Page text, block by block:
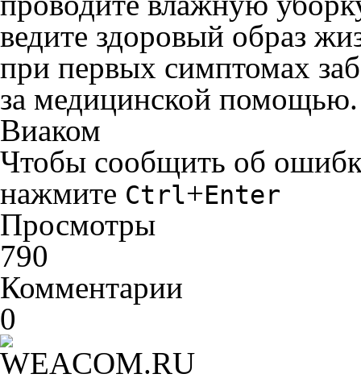
ведите здоровый образ
при первых симптомах
за медицинской помощью.
Виаком
Чтобы сообщить об
нажмите Ctrl+Enter
Просмотры
790
Комментарии
0